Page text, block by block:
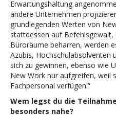
Erwartungshaltung
andere Unternehmen
grundlegenden Werten von
stattdessen auf Befehlsgewalt,
Büroräume beharren, werden
Azubis, Hochschulabsolventen
sich zu gewinnen, ebenso wie
New Work nur aufgreifen, weil
Fachpersonal verfügen.”
Wem legst du die
besonders nahe?